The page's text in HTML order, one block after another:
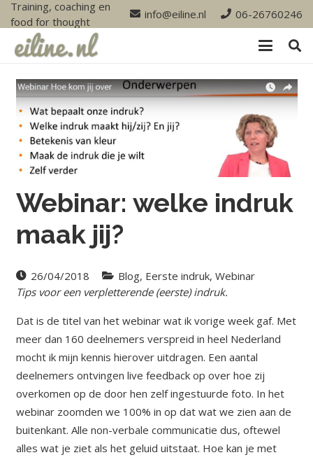
Training, coaching en
food for thought
info@eiline.nl 06-26760246
Webinar: welke indruk
maak jij?
26/04/2018 Blog, Eerste indruk, Webinar
Tips voor een verpletterende (eerste) indruk.
Dat is de titel van het webinar wat ik vorige week gaf. Met
meer dan 160 deelnemers verspreid in heel Nederland
mocht ik mijn kennis hierover uitdragen. Een aantal
deelnemers ontvingen live feedback op over hoe zij
overkomen op de door hen zelf ingestuurde foto. In het
webinar zoomden we 100% in op dat wat we zien aan de
buitenkant. Alle non-verbale communicatie dus, oftewel
alles wat je ziet als het geluid uitstaat. Hoe kan je met